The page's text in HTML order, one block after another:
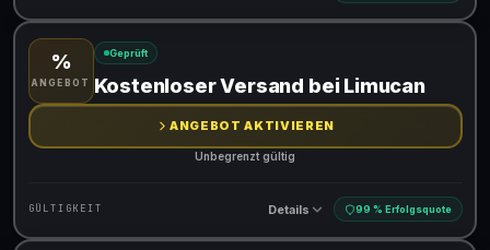
Gültig für teilnehmende Produkte
%
ANGEBOT
Geprüft
Kostenloser Versand bei Limucan
ANGEBOT AKTIVIEREN
Unbegrenzt gültig
GÜLTIGKEIT Details 99 % Erfolgsquote